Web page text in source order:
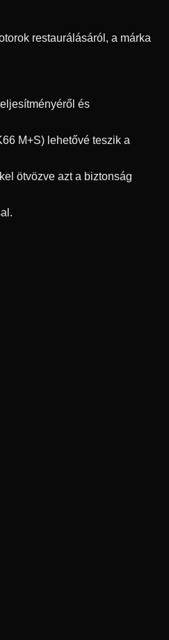
restaurálásáról, a márka
és
M+S) lehetővé teszik a
ötvözve azt a biztonság